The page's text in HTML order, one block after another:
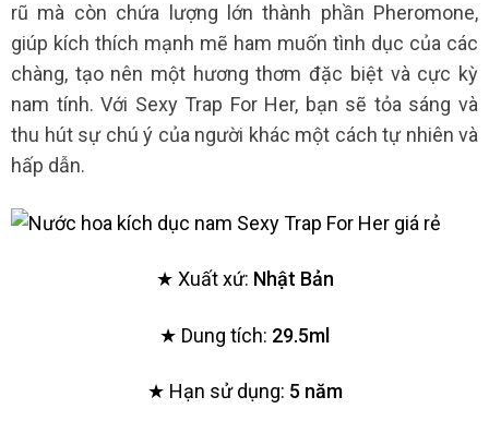
rũ mà còn chứa lượng lớn thành phần Pheromone,
giúp kích thích mạnh mẽ ham muốn tình dục của các
chàng, tạo nên một hương thơm đặc biệt và cực kỳ
nam tính. Với Sexy Trap For Her, bạn sẽ tỏa sáng và
thu hút sự chú ý của người khác một cách tự nhiên và
hấp dẫn.
★ Xuất xứ: Nhật Bản
★ Dung tích: 29.5ml
★ Hạn sử dụng: 5 năm